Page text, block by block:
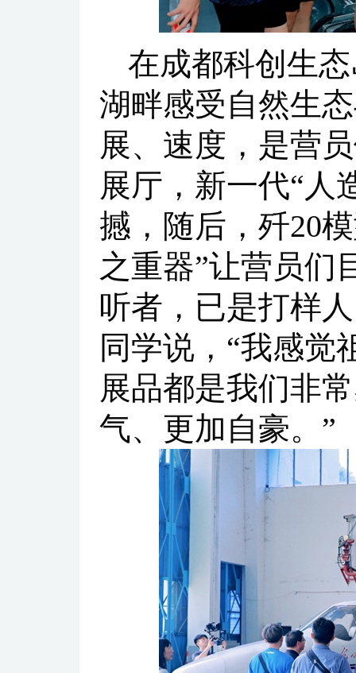
在成都科创生
湖畔感受自然生
展、速度，是营
展厅，新一代“人
撼，随后，歼20
之重器”让营员们
听者，已是打样
同学说，“我感觉
展品都是我们非
气、更加自豪。”